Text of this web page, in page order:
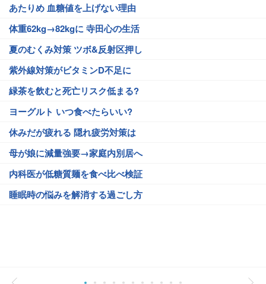
あたりめ 血糖値を上げない理由
体重62kg→82kgに 寺田心の生活
夏のむくみ対策 ツボ&反射区押し
紫外線対策がビタミンD不足に
緑茶を飲むと死亡リスク低まる?
ヨーグルト いつ食べたらいい?
休みだが疲れる 隠れ疲労対策は
母が娘に減量強要→家庭内別居へ
内科医が低糖質麺を食べ比べ検証
睡眠時の悩みを解消する過ごし方